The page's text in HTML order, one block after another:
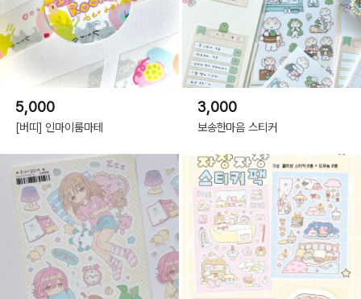
5,000
[버띠] 인마이룸마테
3,000
보송한마음 스티커